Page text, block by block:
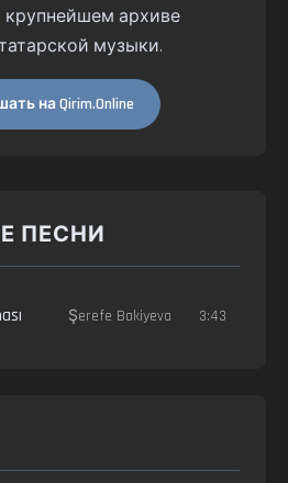
— крупнейшем архиве
музыки.
на Qirim.Online
ПЕСНИ
Şerefe Bakiyeva 3:43